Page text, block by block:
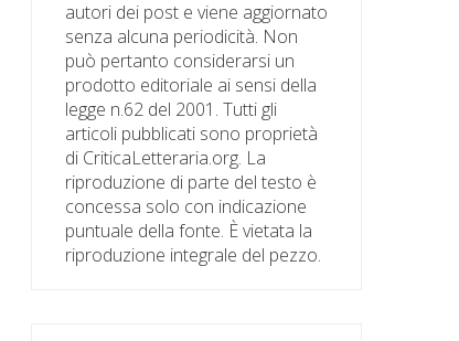
autori dei post e viene aggiornato
senza alcuna periodicità. Non
può pertanto considerarsi un
prodotto editoriale ai sensi della
legge n.62 del 2001. Tutti gli
articoli pubblicati sono proprietà
di CriticaLetteraria.org. La
riproduzione di parte del testo è
concessa solo con indicazione
puntuale della fonte. È vietata la
riproduzione integrale del pezzo.